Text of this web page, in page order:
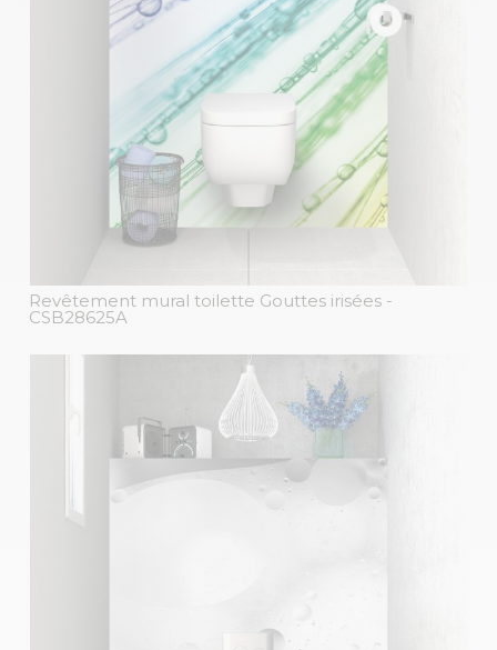
Revêtement mural toilette Gouttes irisées -
CSB28625A